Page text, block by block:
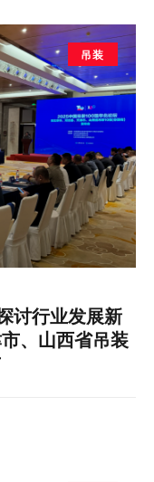
吊装
讨行业发展新
、山西省吊装